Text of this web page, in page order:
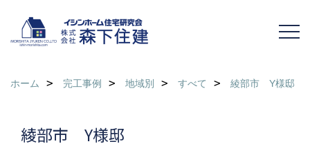
ホーム 完工事例 地域別 すべて 綾部市 Y様邸
綾部市 Y様邸